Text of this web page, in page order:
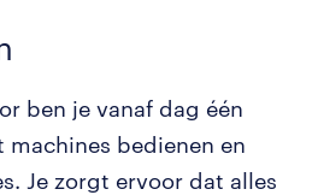
ben je vanaf dag één
machines bedienen en
Je zorgt ervoor dat alles